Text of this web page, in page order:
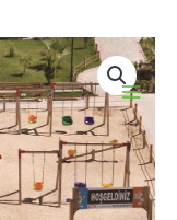
Main